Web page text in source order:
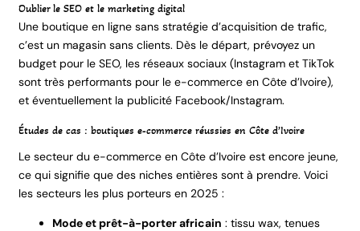
Oublier le SEO et le marketing digital
Une boutique en ligne sans stratégie d’acquisition de trafic,
c’est un magasin sans clients. Dès le départ, prévoyez un
budget pour le SEO, les réseaux sociaux (Instagram et TikTok
sont très performants pour le e-commerce en Côte d’Ivoire),
et éventuellement la publicité Facebook/Instagram.
Études de cas : boutiques e-commerce réussies en Côte d’Ivoire
Le secteur du e-commerce en Côte d’Ivoire est encore jeune,
ce qui signifie que des niches entières sont à prendre. Voici
les secteurs les plus porteurs en 2025 :
Mode et prêt-à-porter africain : tissu wax, tenues